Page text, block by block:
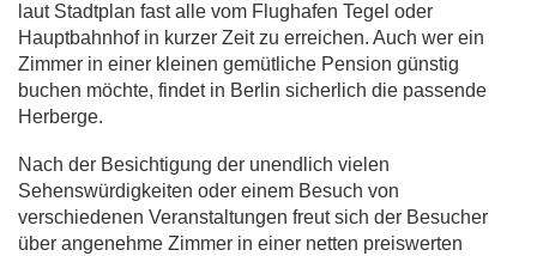
laut Stadtplan fast alle vom Flughafen Tegel oder
Hauptbahnhof in kurzer Zeit zu erreichen. Auch wer ein
Zimmer in einer kleinen gemütliche Pension günstig
buchen möchte, findet in Berlin sicherlich die passende
Herberge.
Nach der Besichtigung der unendlich vielen
Sehenswürdigkeiten oder einem Besuch von
verschiedenen Veranstaltungen freut sich der Besucher
über angenehme Zimmer in einer netten preiswerten